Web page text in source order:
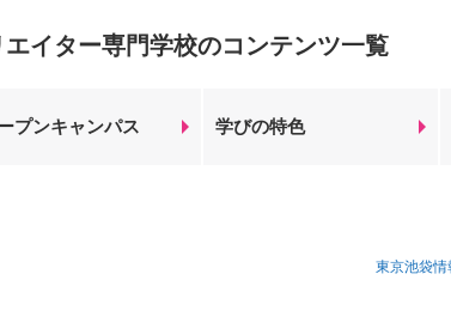
イター専門学校のコンテンツ一覧
プンキャンパス 学びの特色
東京池袋